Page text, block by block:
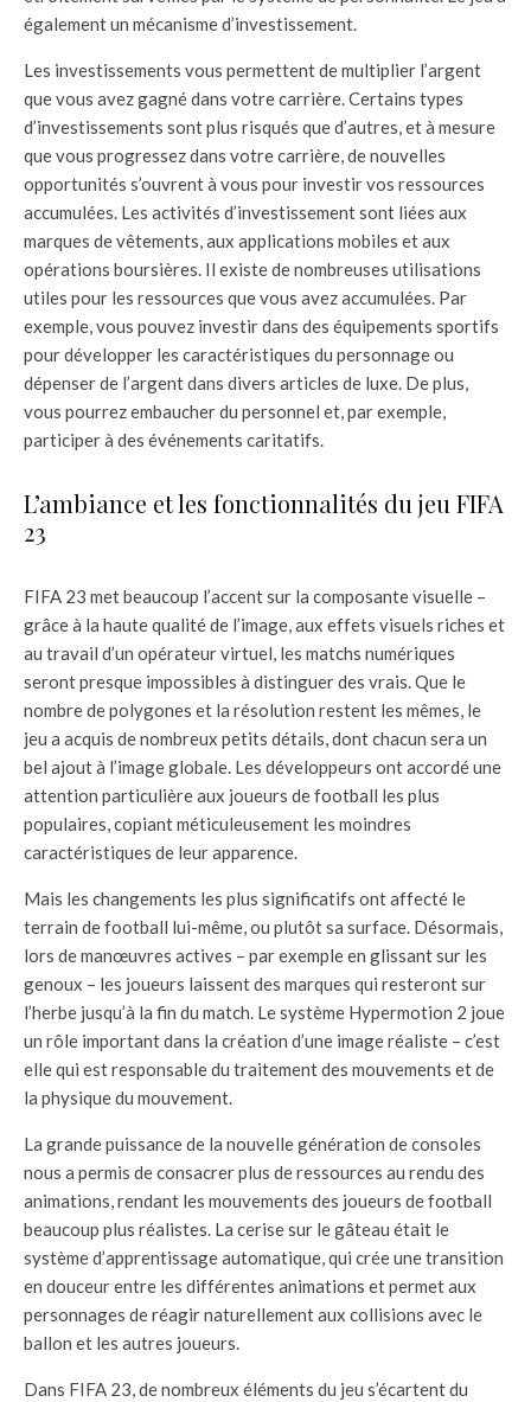
également un mécanisme d’investissement.
Les investissements vous permettent de multiplier l’argent
que vous avez gagné dans votre carrière. Certains types
d’investissements sont plus risqués que d’autres, et à mesure
que vous progressez dans votre carrière, de nouvelles
opportunités s’ouvrent à vous pour investir vos ressources
accumulées. Les activités d’investissement sont liées aux
marques de vêtements, aux applications mobiles et aux
opérations boursières. Il existe de nombreuses utilisations
utiles pour les ressources que vous avez accumulées. Par
exemple, vous pouvez investir dans des équipements sportifs
pour développer les caractéristiques du personnage ou
dépenser de l’argent dans divers articles de luxe. De plus,
vous pourrez embaucher du personnel et, par exemple,
participer à des événements caritatifs.
L’ambiance et les fonctionnalités du jeu FIFA
23
FIFA 23 met beaucoup l’accent sur la composante visuelle –
grâce à la haute qualité de l’image, aux effets visuels riches et
au travail d’un opérateur virtuel, les matchs numériques
seront presque impossibles à distinguer des vrais. Que le
nombre de polygones et la résolution restent les mêmes, le
jeu a acquis de nombreux petits détails, dont chacun sera un
bel ajout à l’image globale. Les développeurs ont accordé une
attention particulière aux joueurs de football les plus
populaires, copiant méticuleusement les moindres
caractéristiques de leur apparence.
Mais les changements les plus significatifs ont affecté le
terrain de football lui-même, ou plutôt sa surface. Désormais,
lors de manœuvres actives – par exemple en glissant sur les
genoux – les joueurs laissent des marques qui resteront sur
l’herbe jusqu’à la fin du match. Le système Hypermotion 2 joue
un rôle important dans la création d’une image réaliste – c’est
elle qui est responsable du traitement des mouvements et de
la physique du mouvement.
La grande puissance de la nouvelle génération de consoles
nous a permis de consacrer plus de ressources au rendu des
animations, rendant les mouvements des joueurs de football
beaucoup plus réalistes. La cerise sur le gâteau était le
système d’apprentissage automatique, qui crée une transition
en douceur entre les différentes animations et permet aux
personnages de réagir naturellement aux collisions avec le
ballon et les autres joueurs.
Dans FIFA 23, de nombreux éléments du jeu s’écartent du